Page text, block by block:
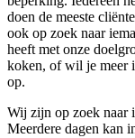
doen de meeste
ook op zoek naar
heeft met onze
koken, of wil je meer
op.
Wij zijn op zoek naar
Meerdere dagen kan